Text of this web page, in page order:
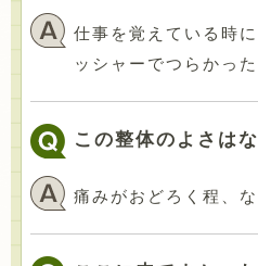
仕事を覚えている時
ッシャーでつらかった
この整体のよさは
痛みがおどろく程、